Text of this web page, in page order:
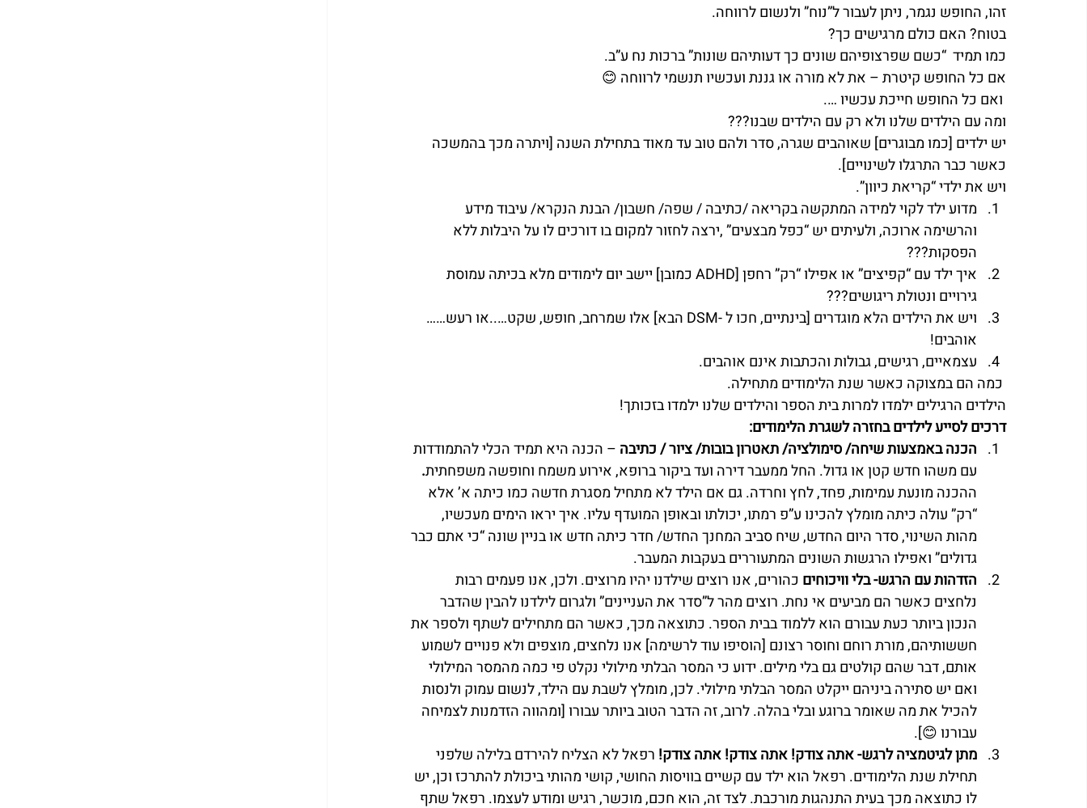
זהו, החופש נגמר, ניתן לעבור ל”נוח” ולנשום לרווחה.
בטוח? האם כולם מרגישים כך?
כמו תמיד  “כשם שפרצופיהם שונים כך דעותיהם שונות” ברכות נח ע”ב.
אם כל החופש קיטרת – את לא מורה או גננת ועכשיו תנשמי לרווחה 😊
ואם כל החופש חייכת עכשיו ….
ומה עם הילדים שלנו ולא רק עם הילדים שבנו???
יש ילדים [כמו מבוגרים] שאוהבים שגרה, סדר ולהם טוב עד מאוד בתחילת השנה [ויתרה מכך בהמשכה
כאשר כבר התרגלו לשינויים].
ויש את ילדי “קריאת כיוון”.
מדוע ילד לקוי למידה המתקשה בקריאה /כתיבה / שפה/ חשבון/ הבנת הנקרא/ עיבוד מידע
והרשימה ארוכה, ולעיתים יש “כפל מבצעים” ,ירצה לחזור למקום בו דורכים לו על היבלות ללא
הפסקות???
איך ילד עם “קפיצים” או אפילו “רק” רחפן [ADHD כמובן] יישב יום לימודים מלא בכיתה עמוסת
גירויים ונטולת ריגושים???
ויש את הילדים הלא מוגדרים [בינתיים, חכו ל -DSM הבא] אלו שמרחב, חופש, שקט…..או רעש……
אוהבים!
עצמאיים, רגישים, גבולות והכתבות אינם אוהבים.
כמה הם במצוקה כאשר שנת הלימודים מתחילה.
הילדים הרגילים ילמדו למרות בית הספר והילדים שלנו ילמדו בזכותך!
דרכים לסייע לילדים בחזרה לשגרת הלימודים:
הכנה באמצעות שיחה/ סימולציה/ תאטרון בובות/ ציור / כתיבה – הכנה היא תמיד הכלי להתמודדות
עם משהו חדש קטן או גדול. החל ממעבר דירה ועד ביקור ברופא, אירוע משמח וחופשה משפחתית.
ההכנה מונעת עמימות, פחד, לחץ וחרדה. גם אם הילד לא מתחיל מסגרת חדשה כמו כיתה א’ אלא
“רק” עולה כיתה מומלץ להכינו ע”פ רמתו, יכולתו ובאופן המועדף עליו. איך יראו הימים מעכשיו,
מהות השינוי, סדר היום החדש, שיח סביב המחנך החדש/ חדר כיתה חדש או בניין שונה “כי אתם כבר
גדולים” ואפילו הרגשות השונים המתעוררים בעקבות המעבר.
הזדהות עם הרגש- בלי וויכוחים כהורים, אנו רוצים שילדנו יהיו מרוצים. ולכן, אנו פעמים רבות
נלחצים כאשר הם מביעים אי נחת. רוצים מהר ל”סדר את העניינים” ולגרום לילדנו להבין שהדבר
הנכון ביותר כעת עבורם הוא ללמוד בבית הספר. כתוצאה מכך, כאשר הם מתחילים לשתף ולספר את
חששותיהם, מורת רוחם וחוסר רצונם [הוסיפו עוד לרשימה] אנו נלחצים, מוצפים ולא פנויים לשמוע
אותם, דבר שהם קולטים גם בלי מילים. ידוע כי המסר הבלתי מילולי נקלט פי כמה מהמסר המילולי
ואם יש סתירה ביניהם ייקלט המסר הבלתי מילולי. לכן, מומלץ לשבת עם הילד, לנשום עמוק ולנסות
להכיל את מה שאומר ברוגע ובלי בהלה. לרוב, זה הדבר הטוב ביותר עבורו [ומהווה הזדמנות לצמיחה
עבורנו 😊].
מתן לגיטמציה לרגש- אתה צודק! אתה צודק! אתה צודק! רפאל לא הצליח להירדם בלילה שלפני
תחילת שנת הלימודים. רפאל הוא ילד עם קשיים בוויסות החושי, קושי מהותי ביכולת להתרכז וכן, יש
לו כתוצאה מכך בעית התנהגות מורכבת. לצד זה, הוא חכם, מוכשר, רגיש ומודע לעצמו. רפאל שתף